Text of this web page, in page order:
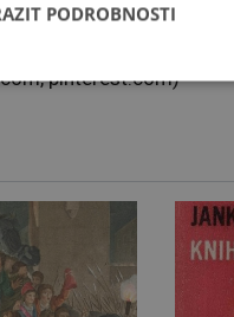
pinterest.com)
PODROBNOSTI